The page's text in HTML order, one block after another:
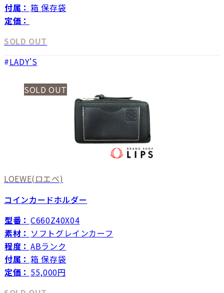
付属： 箱 保存袋
定価：
SOLD OUT
LADY'S
SOLD OUT
LOEWE(ロエベ)
コインカードホルダー
型番： C660Z40X04
素材： ソフトグレインカーフ
程度： ABランク
付属： 箱 保存袋
定価： 55,000円